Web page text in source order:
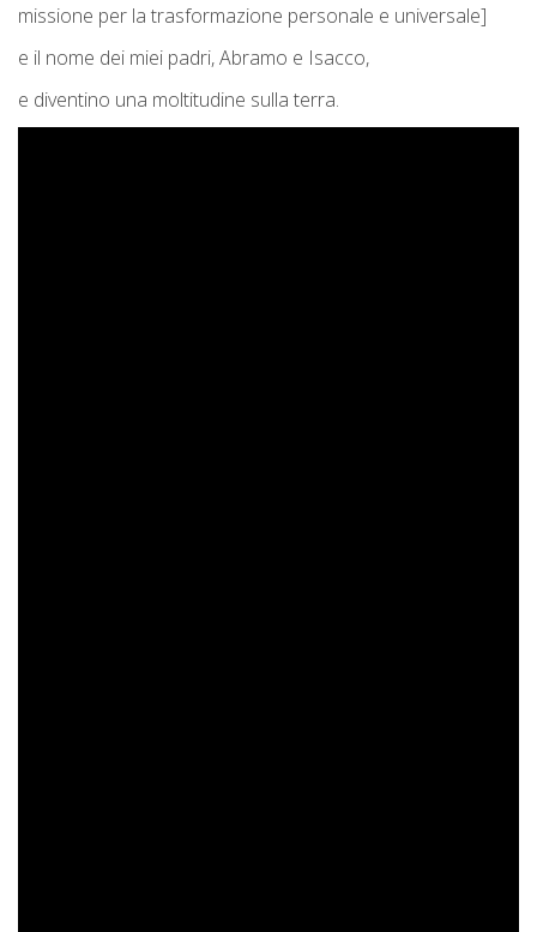
missione per la trasformazione personale e universale]
e il nome dei miei padri, Abramo e Isacco,
e diventino una moltitudine sulla terra.